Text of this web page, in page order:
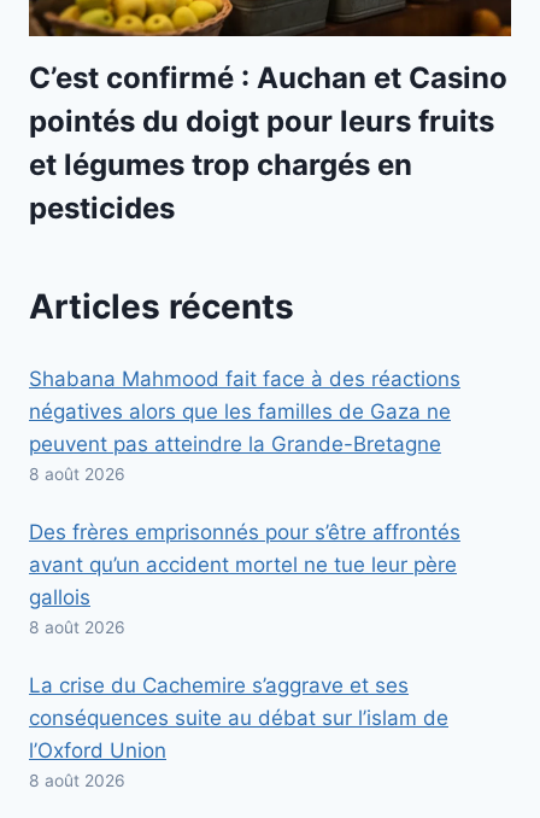
C’est confirmé : Auchan et Casino
pointés du doigt pour leurs fruits
et légumes trop chargés en
pesticides
Articles récents
Shabana Mahmood fait face à des réactions
négatives alors que les familles de Gaza ne
peuvent pas atteindre la Grande-Bretagne
8 août 2026
Des frères emprisonnés pour s’être affrontés
avant qu’un accident mortel ne tue leur père
gallois
8 août 2026
La crise du Cachemire s’aggrave et ses
conséquences suite au débat sur l’islam de
l’Oxford Union
8 août 2026